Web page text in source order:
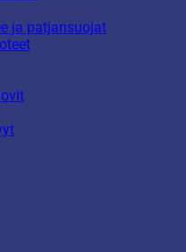
ja patjansuojat